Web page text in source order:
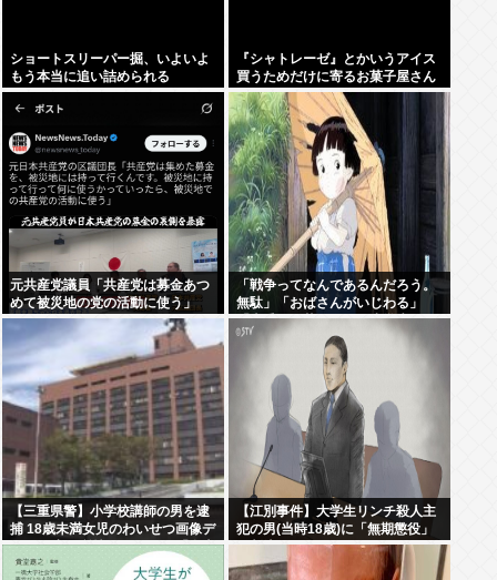
ショートスリーパー掘、いよいよ
もう本当に追い詰められる
『シャトレーゼ』とかいうアイス
買うためだけに寄るお菓子屋さん
www
元共産党議員「共産党は募金あつ
めて被災地の党の活動に使う」
「戦争ってなんであるんだろう。
無駄」「おばさんがいじわる」
「火垂るの墓」を見た小学生 耳を
ふさぎハンカチで顔を覆う子も
【三重県警】小学校講師の男を逮
捕 18歳未満女児のわいせつ画像デ
ータ10点を所持 アメリカの「全米
行方不明・被児童搾取センター」
【江別事件】大学生リンチ殺人主
犯の男(当時18歳)に「無期懲役」
の判決